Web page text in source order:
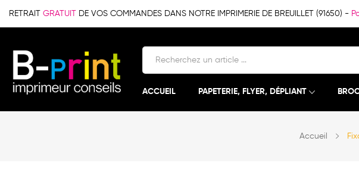
RETRAIT GRATUIT DE VOS COMMANDES DANS NOTRE IMPRIMERIE DE BREUILLET (91650) -
ACCUEIL PAPETERIE, FLYER, DÉPLIANT
Accueil